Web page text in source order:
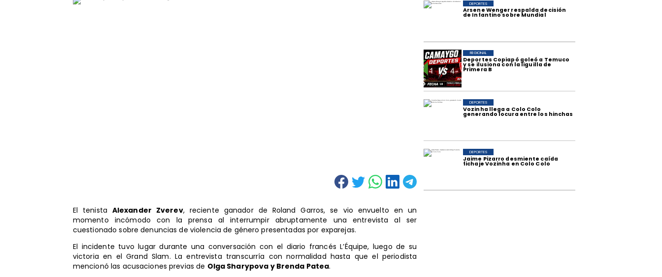
Arsene Wenger respalda decisión
de Infantino sobre Mundial
DEPORTES
Deportes Copiapó goleó a Temuco
y se ilusiona con la liguilla de
Primera B
REGIONAL
Vozinha llega a Colo Colo
generando locura entre los hinchas
DEPORTES
Jaime Pizarro desmiente caída
fichaje Vozinha en Colo Colo
DEPORTES
El tenista Alexander Zverev, reciente ganador de Roland Garros, se vio envuelto en un
momento incómodo con la prensa al interrumpir abruptamente una entrevista al ser
cuestionado sobre denuncias de violencia de género presentadas por exparejas.
El incidente tuvo lugar durante una conversación con el diario francés L’Équipe, luego de su
victoria en el Grand Slam. La entrevista transcurría con normalidad hasta que el periodista
mencionó las acusaciones previas de Olga Sharypova y Brenda Patea.